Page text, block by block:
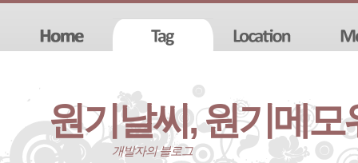
원기날씨, 원기메모
개발자의 블로그